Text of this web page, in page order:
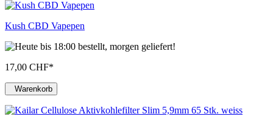
Kush CBD Vapepen
17,00 CHF*
Warenkorb